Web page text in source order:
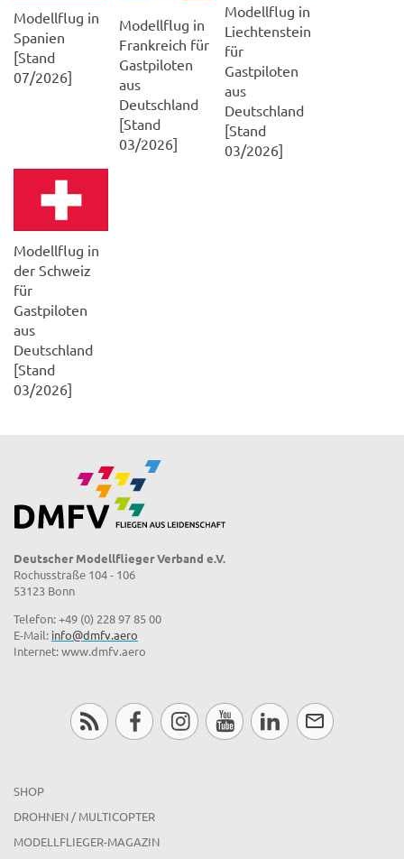
Modellflug in
Spanien
[Stand
07/2026]
Modellflug in
Frankreich für
Gastpiloten
aus
Deutschland
[Stand
03/2026]
Modellflug in
Liechtenstein
für
Gastpiloten
aus
Deutschland
[Stand
03/2026]
Modellflug in
der Schweiz
für
Gastpiloten
aus
Deutschland
[Stand
03/2026]
Deutscher Modellflieger Verband e.V.
Rochusstraße 104 - 106
53123 Bonn
Telefon: +49 (0) 228 97 85 00
E-Mail: info@dmfv.aero
Internet: www.dmfv.aero
SHOP
DROHNEN / MULTICOPTER
MODELLFLIEGER-MAGAZIN